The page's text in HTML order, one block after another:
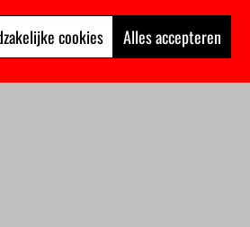
cookies Alles accepteren